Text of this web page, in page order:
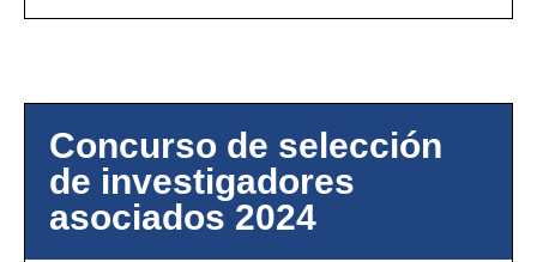
Concurso de selección
de investigadores
asociados 2024